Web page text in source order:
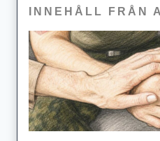
INNEHÅLL FRÅN